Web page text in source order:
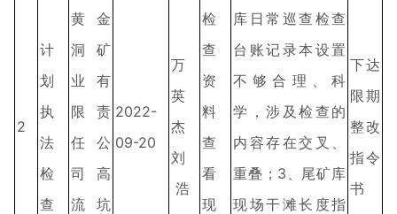
2
计
划
执
法
检
查
黄金
洞矿
业有
限责
任公
司高
流坑
2022-
09-20
万
英
杰
刘
浩
检
查
资
料
查
看
现
库日常巡查检查
台账记录本设置
不够合理、科
学，涉及检查的
内容存在交叉、
重叠；3、尾矿库
现场干滩长度指
下达
限期
整改
指令
书